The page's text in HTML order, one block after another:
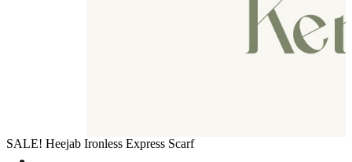
SALE! Heejab Ironless Express Scarf